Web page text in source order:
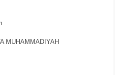
MUHAMMADIYAH